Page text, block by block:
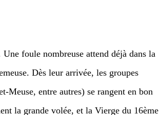
foule nombreuse attend déjà dans la
Dès leur arrivée, les groupes
Meuse, entre autres) se rangent en bon
la grande volée, et la Vierge du 16ème